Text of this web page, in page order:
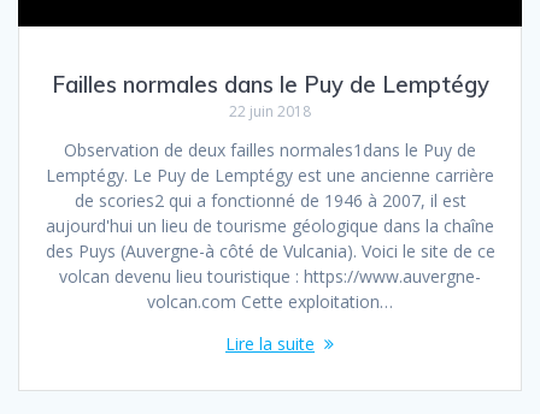
Failles normales dans le Puy de Lemptégy
22 juin 2018
Observation de deux failles normales1dans le Puy de
Lemptégy. Le Puy de Lemptégy est une ancienne carrière
de scories2 qui a fonctionné de 1946 à 2007, il est
aujourd'hui un lieu de tourisme géologique dans la chaîne
des Puys (Auvergne-à côté de Vulcania). Voici le site de ce
volcan devenu lieu touristique : https://www.auvergne-
volcan.com Cette exploitation…
Lire la suite